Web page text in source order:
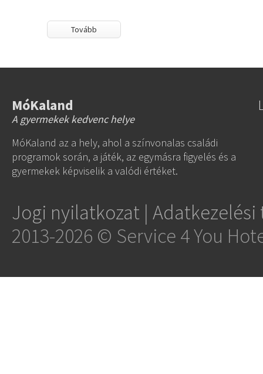
Tovább
MóKaland
A gyermekek kedvenc helye
MóKaland az a hely, ahol a színvonalas családi
programok során, a játék, az egymásra figyelés és a
gyermekek képviselik a valódi értéket.
Jogi nyilatkozat |
2013-2026 © Service 4 You